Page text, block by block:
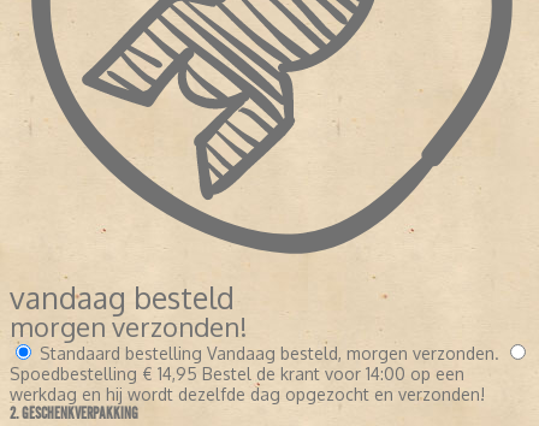
vandaag besteld
morgen verzonden!
Standaard bestelling Vandaag besteld, morgen verzonden.
Spoedbestelling € 14,95 Bestel de krant voor 14:00 op een
werkdag en hij wordt dezelfde dag opgezocht en verzonden!
2. GESCHENKVERPAKKING